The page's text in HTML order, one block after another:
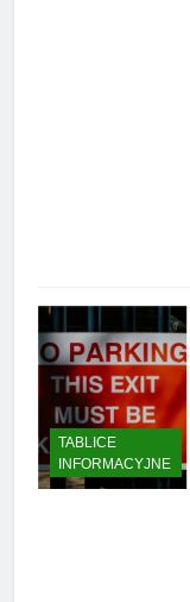
TABLICE
INFORMACYJNE